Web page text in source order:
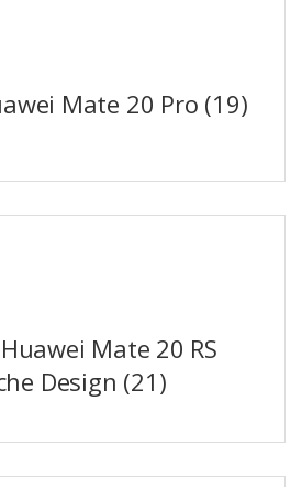
Mate 20 Pro (19)
Mate 20 RS
Design (21)